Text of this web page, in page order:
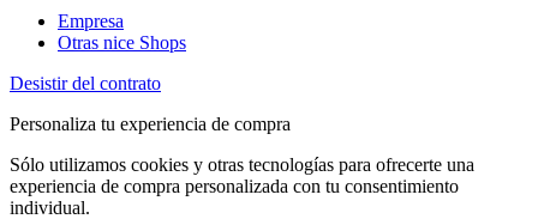
Empresa
Otras nice Shops
Desistir del contrato
Personaliza tu experiencia de compra
Sólo utilizamos cookies y otras tecnologías para ofrecerte una
experiencia de compra personalizada con tu consentimiento
individual.